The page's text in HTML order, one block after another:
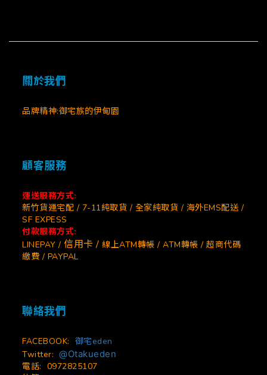
關於我們
品牌精神:御宅族的伊甸園
顧客服務
運送服務方式:
新竹貨運宅配 / 7-11純取貨 / 全家純取貨 / 海外EMS配送 /
SF EXPESS
付款服務方式:
LINEPAY / 信用卡 / 線上ATM轉帳 / ATM轉帳 / 超商代碼
繳費 / PAYPAL
聯絡我們
FACEBOOK: 御宅eden
Twitter: @Otakueden
電話: 0972825107